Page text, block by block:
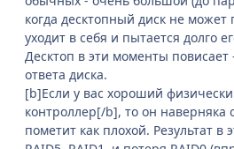
когда десктопный диск не может
уходит в себя и пытается долго
Десктоп в эти моменты повисает
ответа диска.
[b]Если у вас хороший
контроллер[/b], то он наверняка
пометит как плохой. Результат в